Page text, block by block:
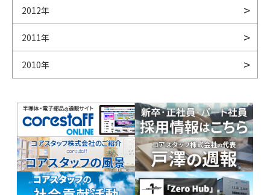
2012年
2011年
2010年